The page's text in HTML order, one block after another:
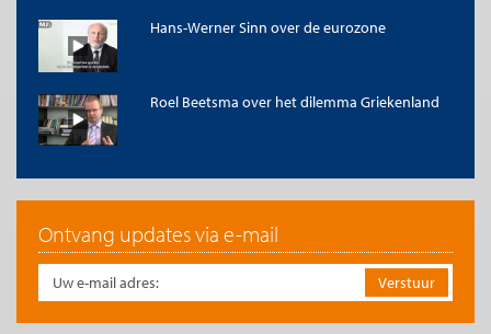
Hans-Werner Sinn over de eurozone
Roel Beetsma over het dilemma Griekenland
Ontvang updates via e-mail